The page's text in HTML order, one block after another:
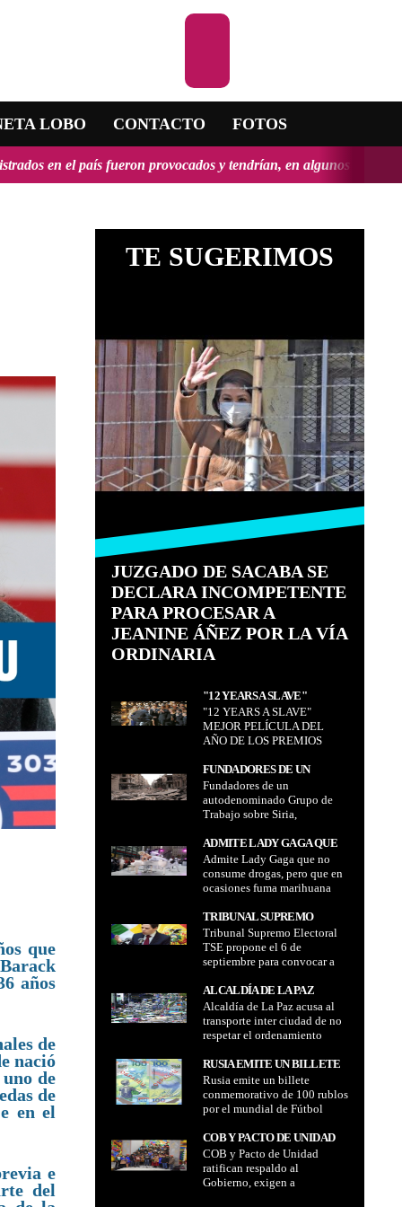
LOBO CONTACTO FOTOS
provocados y tendrían, en algunos casos, propósitos
que
años
de
nació
de
de
en el
e
del
TE SUGERIMOS
JUZGADO DE SACABA SE
DECLARA INCOMPETENTE
PARA PROCESAR A
JEANINE ÁÑEZ POR LA VÍA
ORDINARIA
"12 YEARS A SLAVE"
MEJOR PELÍCULA DEL AÑO
DE LOS PREMIOS OSCAR
"12 YEARS A SLAVE"
MEJOR PELÍCULA DEL
AÑO DE LOS PREMIOS
FUNDADORES DE UN
AUTODENOMINADO
GRUPO DE TRABAJO
SOBRE SIRIA, PROPAGANDA
DIFUNDIENDO LA
DESINFORMACIÓN EN
RELACIÓN CON SIRIA
Fundadores de un
autodenominado Grupo de
Trabajo sobre Siria,
difundiendo la
desinformación en relación
con Siria
ADMITE LADY GAGA QUE
NO CONSUME DROGAS,
PERO QUE EN OCASIONES
FUMA MARIHUANA PARA
Admite Lady Gaga que no
consume drogas, pero que en
ocasiones fuma marihuana
TRIBUNAL SUPREMO
ELECTORAL TSE PROPONE
EL 6 DE SEPTIEMBRE PARA
CONVOCAR A ELECCIONES
GENERALES EN BOLIVIA
Tribunal Supremo Electoral
TSE propone el 6 de
septiembre para convocar a
Bolivia
ALCALDÍA DE LA PAZ
ACUSA AL TRANSPORTE
INTER CIUDAD DE NO
RESPETAR EL
VEHICULAR
Alcaldía de La Paz acusa al
transporte inter ciudad de no
respetar el ordenamiento
RUSIA EMITE UN BILLETE
CONMEMORATIVO DE 100
RUBLOS POR EL MUNDIAL
DE FÚTBOL 2018
Rusia emite un billete
conmemorativo de 100 rublos
por el mundial de Fútbol
COB Y PACTO DE UNIDAD
RATIFICAN RESPALDO AL
GOBIERNO, EXIGEN A
LEGISLADORES APROBAR
COB y Pacto de Unidad
ratifican respaldo al
Gobierno, exigen a